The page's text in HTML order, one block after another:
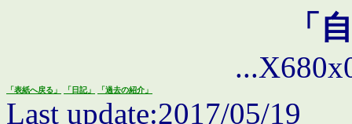
「
「表紙へ戻る」 「日記」 「過去の紹介」
Last update:2017/05/19